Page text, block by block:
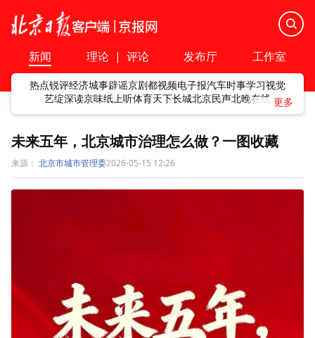
新闻 理论 | 评论 发布厅 工作室
热点锐评经济城事辟谣京剧都视频电子报汽车时事学习视觉
艺绽深读京味纸上听体育天下长城北京民声北晚在线
未来五年，北京城市治理怎么做？一图收藏
来源： 北京市城市管理委2026-05-15 12:26